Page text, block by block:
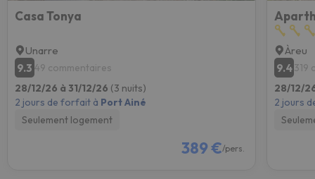
Casa Tonya
Unarre
9.3 49 commentaires
28/12/26 à 31/12/26 (3 nuits)
2 jours de forfait à Port Ainé
Seulement logement
389 €/pers.
Àreu
9.4319
28/12/
2 jours